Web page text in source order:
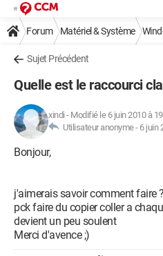
Forum Matériel & Système
Sujet Précédent
Quelle est le raccourci
xindi - Modifié le 6 juin 2010 à
Utilisateur anonyme - 6 juin
Bonjour,
j'aimerais savoir comment faire
pck faire du copier coller a
devient un peu soulent
Merci d'avence ;)